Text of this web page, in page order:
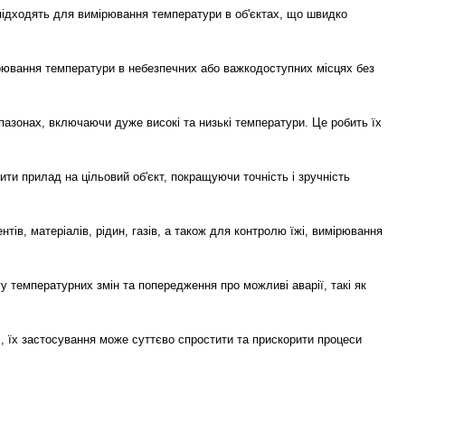
для вимірювання температури в об'єктах, що швидко
температури в небезпечних або важкодоступних місцях без
включаючи дуже високі та низькі температури. Це робить їх
прилад на цільовий об'єкт, покращуючи точність і зручність
матеріалів, рідин, газів, а також для контролю їжі, вимірювання
змін та попередження про можливі аварії, такі як
застосування може суттєво спростити та прискорити процеси